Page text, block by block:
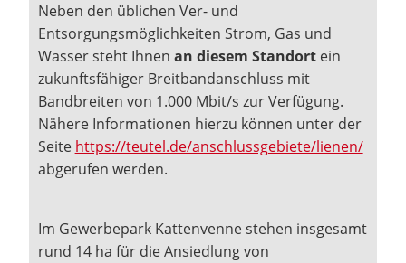
Neben den üblichen Ver- und
Entsorgungsmöglichkeiten Strom, Gas und
Wasser steht Ihnen an diesem Standortein
zukunftsfähiger Breitbandanschluss mit
Bandbreiten von 1.000 Mbit/s zur Verfügung.
Nähere Informationen hierzu können unter der
Seite https://teutel.de/anschlussgebiete/lienen/
abgerufen werden.
Im Gewerbepark Kattenvenne stehen insgesamt
rund 14 ha für die Ansiedlung von